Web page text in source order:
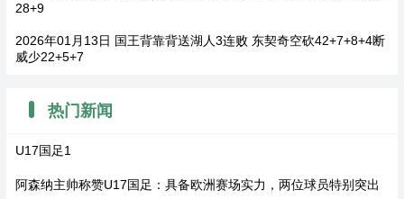
28+9
2026年01月13日 国王背靠背送湖人3连败 东契奇空砍42+7+8+4断
威少22+5+7
热门新闻
U17国足1
阿森纳主帅称赞U17国足：具备欧洲赛场实力，两位球员特别突出